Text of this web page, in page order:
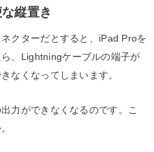
縦置き
クターだとすると、iPad Proを
、Lightningケーブルの端子が
なくなってしまいます。
力ができなくなるのです。こ